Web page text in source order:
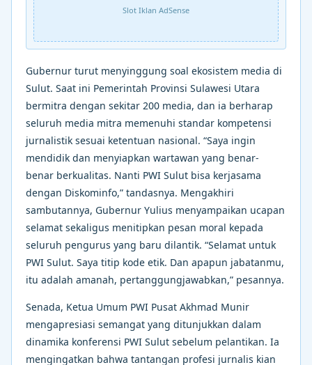
Slot Iklan AdSense
Gubernur turut menyinggung soal ekosistem media di
Sulut. Saat ini Pemerintah Provinsi Sulawesi Utara
bermitra dengan sekitar 200 media, dan ia berharap
seluruh media mitra memenuhi standar kompetensi
jurnalistik sesuai ketentuan nasional. “Saya ingin
mendidik dan menyiapkan wartawan yang benar-
benar berkualitas. Nanti PWI Sulut bisa kerjasama
dengan Diskominfo,” tandasnya. Mengakhiri
sambutannya, Gubernur Yulius menyampaikan ucapan
selamat sekaligus menitipkan pesan moral kepada
seluruh pengurus yang baru dilantik. “Selamat untuk
PWI Sulut. Saya titip kode etik. Dan apapun jabatanmu,
itu adalah amanah, pertanggungjawabkan,” pesannya.
Senada, Ketua Umum PWI Pusat Akhmad Munir
mengapresiasi semangat yang ditunjukkan dalam
dinamika konferensi PWI Sulut sebelum pelantikan. Ia
mengingatkan bahwa tantangan profesi jurnalis kian